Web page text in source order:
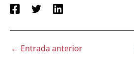
← Entrada anterior